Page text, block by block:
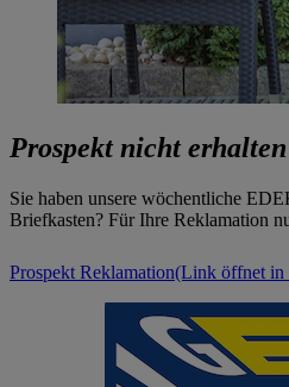
Prospekt nicht
Sie haben unsere wöchentliche
Briefkasten? Für Ihre Reklamation
Prospekt Reklamation(Link öffnet in